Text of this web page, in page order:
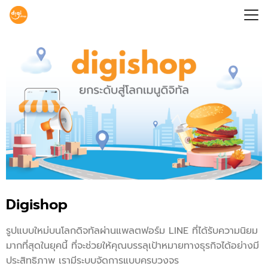
Digishop
รูปแบบใหม่บนโลกดิจทัลผ่านแพลตฟอร์ม LINE ที่ได้รับความนิยม
มากที่สุดในยุคนี้ ที่จะช่วยให้คุณบรรลุเป้าหมายทางธุรกิจได้อย่างมี
ประสิทธิภาพ เรามีระบบจัดการแบบครบวงจร